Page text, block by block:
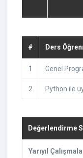
# Ders
1 Genel
2 Python ile
Değerlendirme
Yarıyıl